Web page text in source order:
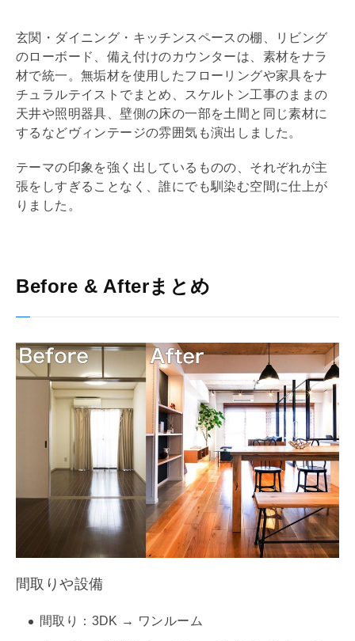
玄関・ダイニング・キッチンスペースの棚、リビング
のローボード、備え付けのカウンターは、素材をナラ
材で統一。無垢材を使用したフローリングや家具をナ
チュラルテイストでまとめ、スケルトン工事のままの
天井や照明器具、壁側の床の一部を土間と同じ素材に
するなどヴィンテージの雰囲気も演出しました。
テーマの印象を強く出しているものの、それぞれが主
張をしすぎることなく、誰にでも馴染む空間に仕上が
りました。
Before & Afterまとめ
間取りや設備
間取り：3DK → ワンルーム